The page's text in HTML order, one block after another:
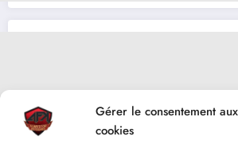
Gérer le consentement aux
cookies